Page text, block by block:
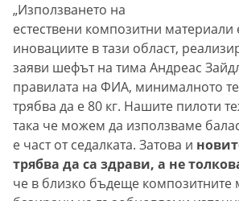
„Използването на
естествени композитни материали
иновациите в тази област,
заяви шефът на тима Андреас
правилата на ФИА, минималното
трябва да е 80 кг. Нашите пилоти
така че можем да използваме
е част от седалката. Затова и
трябва да са здрави, а не
че в близко бъдеще композитните